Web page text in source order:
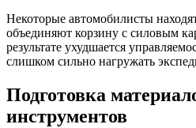
Некоторые автомобилисты
объединяют корзину с силовым
результате ухудшается
слишком сильно нагружать
Подготовка
инструментов